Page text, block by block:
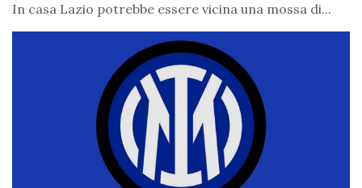
In casa Lazio potrebbe essere vicina una mossa di...